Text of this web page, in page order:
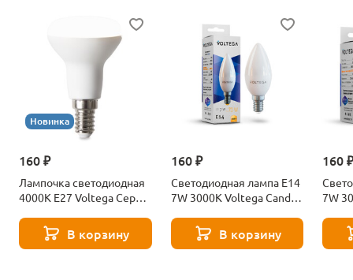
Новинка
160 ₽
Лампочка светодиодная
4000К Е27 Voltega Серия
В корзину
160 ₽
Светодиодная лампа E14
7W 3000K Voltega Candle
В корзину
160
7W